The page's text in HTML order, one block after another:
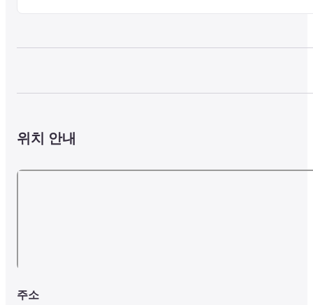
위치 안내
주소